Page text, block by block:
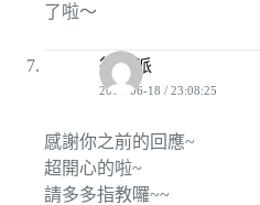
了啦～
行動派
2008-06-18 / 23:08:25
感謝你之前的回應~
超開心的啦~
請多多指教囉~~